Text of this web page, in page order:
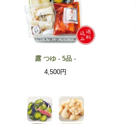
露 つゆ - 5品 -
4,500円